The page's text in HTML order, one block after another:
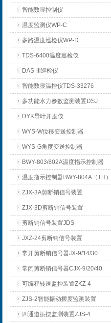
智能数显控制仪
温度监测仪WP-C
多路温度巡检仪WP-D
TDS-6400温度巡检仪
DAS-III巡检仪
智能数显温控仪TDS-33276
多功能水力参数监测装置DSJ
DYK导叶开度仪
WYS-W位移变送控制器
WYS-G角度变送控制器
BWY-803/802A温度指示控制器
温度指示控制器BWY-804A（TH）
ZJX-3A剪断销信号装置
ZJX-3D剪断销信号装置
剪断销信号装置JDS
JXZ-24剪断销信号装置
常开剪断销信号器JX-9/14/30
常闭剪断销信号器CJX-9/20/40
可编程转速监控装置ZKZ-4
ZJS-2智能振动摆度监测装置
四通道振摆监测装置ZJS-4